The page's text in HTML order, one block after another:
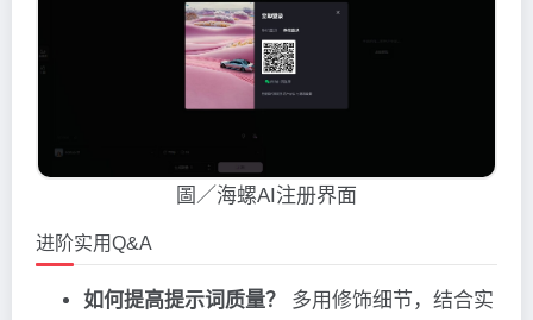
圖／海螺AI注册界面
进阶实用Q&A
如何提高提示词质量？
多用修饰细节，结合实